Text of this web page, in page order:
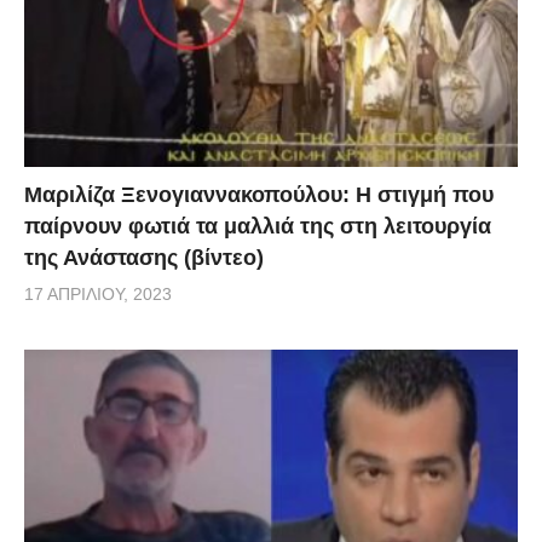
κάνουν με οικονομικά. Μου φέρονταν όλοι πάρα
πολύ καλά. Μπήκα στη φυλακή σαν Λάκης και βγήκα
σαν κύριος Γαβαλάς για όλους. Έτσι έμπαινα και
στους οίκους μόδας. Μετά από ένα τρίμηνο, όταν και
οι δικηγόροι έλεγαν θα βγω δεν θα βγω, λέω “παιδιά,
εδώ καθόμαστε μέχρι το 18μηνο”. Γιατί δεν ήμουν
ακόμη φυλακισμένος, ήμουν υπόδικος. Ξαφνικά
αυτούς ήμουν ο Παπαμιχαήλ τους, η Βουγιουκλάκη
τους, η Καρέζη τους και πολλές φορές ο Φούντας
τους» πρόσθεσε με χαμόγελο γνωστός σχεδιαστής.
Λάκης Γαβαλάς: Ο γάμος και η διακοπή της κύησης
Στη συνέχεια ο Λάκης Γαβαλάς αναφέρθηκε και στην
προσωπική του ζωή για την οποία αποκάλυψε πως
Μαριλίζα Ξενογιαννακοπούλου: Η στιγμή που
παίρνουν φωτιά τα μαλλιά της στη λειτουργία
της Ανάστασης (βίντεο)
17 ΑΠΡΙΛΊΟΥ, 2023